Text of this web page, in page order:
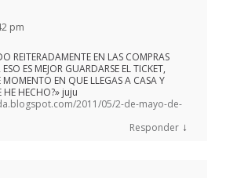
pm
REITERADAMENTE EN LAS COMPRAS
ES MEJOR GUARDARSE EL TICKET,
MOMENTO EN QUE LLEGAS A CASA Y
HE HECHO?» juju
2011/05/2-de-mayo-de-
Responder ↓